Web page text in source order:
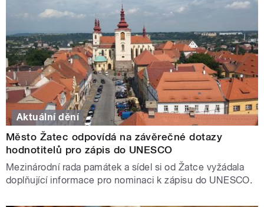
Aktuální dění
Město Žatec odpovídá na závěrečné dotazy
hodnotitelů pro zápis do UNESCO
Mezinárodní rada památek a sídel si od Žatce vyžádala
doplňující informace pro nominaci k zápisu do UNESCO.